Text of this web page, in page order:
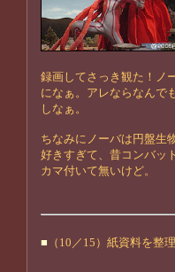
録画してさっき観た！ノ
になぁ。アレならなんで
しなぁ。
ちなみにノーバは円盤生
好きすぎて、昔コンバッ
カマ付いて無いけど。
■ （10／15）紙資料を整理